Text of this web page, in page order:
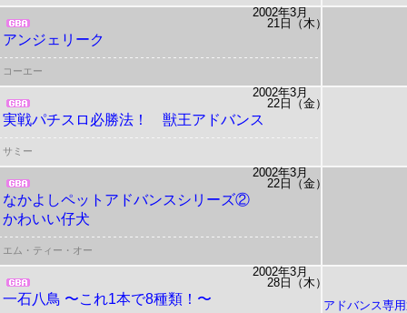
2002年3月
21日（木）
アンジェリーク
コーエー
2002年3月
22日（金）
実戦パチスロ必勝法！ 獣王アドバンス
サミー
2002年3月
22日（金）
なかよしペットアドバンスシリーズ②
かわいい仔犬
エム・ティー・オー
2002年3月
28日（木）
一石八鳥 〜これ1本で8種類！〜 アドバンス専